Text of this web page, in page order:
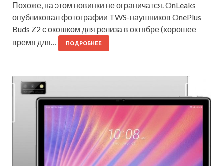
Похоже, на этом новинки не ограничатся. OnLeaks
опубликовал фотографии TWS-наушников OnePlus
Buds Z2 с окошком для релиза в октябре (хорошее
время для…
ПОДРОБНЕЕ